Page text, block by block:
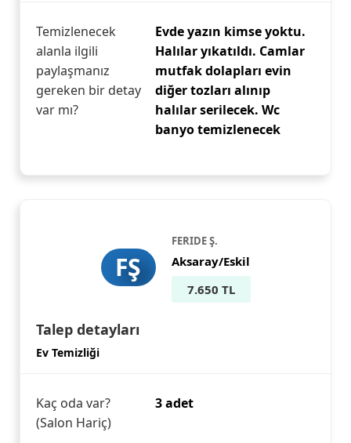
Temizlenecek
alanla ilgili
paylaşmanız
gereken bir detay
var mı?
Evde yazın kimse yoktu.
Halılar yıkatıldı. Camlar
mutfak dolapları evin
diğer tozları alınıp
halılar serilecek. Wc
banyo temizlenecek
FŞ
FERIDE Ş.
Aksaray/Eskil
7.650 TL
Talep detayları
Ev Temizliği
Kaç oda var?
(Salon Hariç)
3 adet